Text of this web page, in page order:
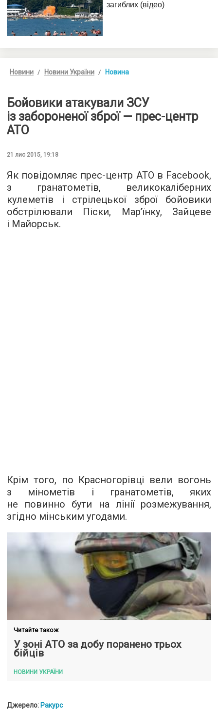
Новини Новини України Новина
Бойовики атакували ЗСУ
із забороненої зброї — прес-центр
АТО
21 лис 2015, 19:18
Як повідомляє прес-центр АТО в Facebook,
з гранатометів, великокаліберних
кулеметів і стрілецької зброї бойовики
обстрілювали Піски, Мар’їнку, Зайцеве
і Майорськ.
Крім того, по Красногорівці вели вогонь
з мінометів і гранатометів, яких
не повинно бути на лінії розмежування,
згідно мінським угодами.
Читайте також
У зоні АТО за добу поранено трьох
бійців
НОВИНИ УКРАЇНИ
Джерело: Ракурс